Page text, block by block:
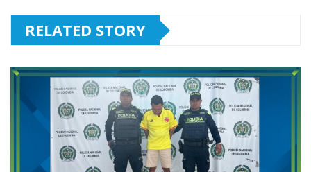
RELATED STORY